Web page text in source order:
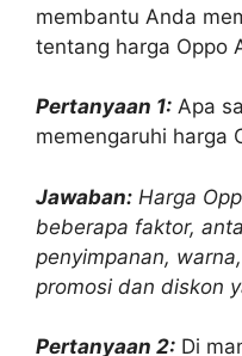
membantu Anda
tentang harga Oppo
Pertanyaan 1: Apa
memengaruhi harga
Jawaban: Harga
beberapa faktor,
penyimpanan,
promosi dan diskon
Pertanyaan 2: Di